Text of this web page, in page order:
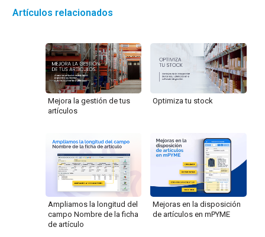
Artículos relacionados
Mejora la gestión de tus
artículos
Optimiza tu stock
Ampliamos la longitud del
campo Nombre de la ficha
de artículo
Mejoras en la disposición
de artículos en mPYME